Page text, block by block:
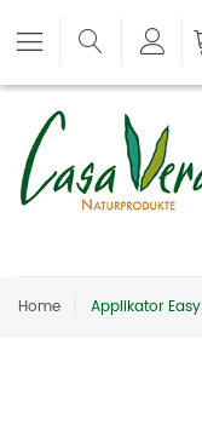
Home Applikator Easy